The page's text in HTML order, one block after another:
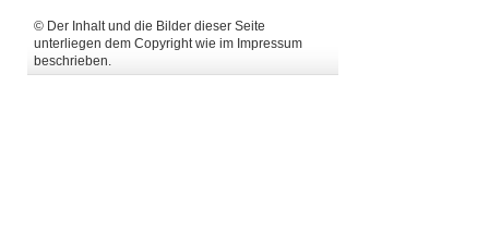
© Der Inhalt und die Bilder dieser Seite
unterliegen dem Copyright wie im Impressum
beschrieben.